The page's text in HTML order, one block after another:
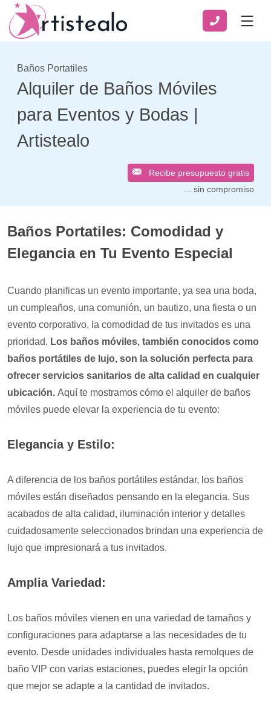
Baños Portatiles
Alquiler de Baños Móviles
para Eventos y Bodas |
Artistealo
Recibe presupuesto gratis
... sin compromiso
Baños Portatiles: Comodidad y
Elegancia en Tu Evento Especial
Cuando planificas un evento importante, ya sea una boda,
un cumpleaños, una comunión, un bautizo, una fiesta o un
evento corporativo, la comodidad de tus invitados es una
prioridad. Los baños móviles, también conocidos como
baños portátiles de lujo, son la solución perfecta para
ofrecer servicios sanitarios de alta calidad en cualquier
ubicación. Aquí te mostramos cómo el alquiler de baños
móviles puede elevar la experiencia de tu evento:
Elegancia y Estilo:
A diferencia de los baños portátiles estándar, los baños
móviles están diseñados pensando en la elegancia. Sus
acabados de alta calidad, iluminación interior y detalles
cuidadosamente seleccionados brindan una experiencia de
lujo que impresionará a tus invitados.
Amplia Variedad:
Los baños móviles vienen en una variedad de tamaños y
configuraciones para adaptarse a las necesidades de tu
evento. Desde unidades individuales hasta remolques de
baño VIP con varias estaciones, puedes elegir la opción
que mejor se adapte a la cantidad de invitados.